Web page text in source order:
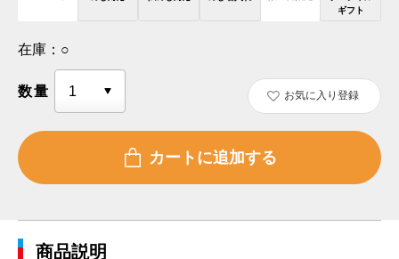
ギフト
在庫： ○
数量 お気に入り登録
商品説明